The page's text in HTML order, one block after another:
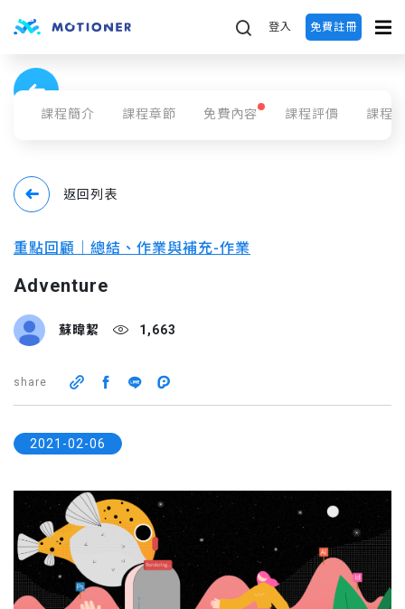
登入 免費註冊
share
課程簡介 課程章節 免費內容 課程評價 課程
返回列表
重點回顧｜總結、作業與補充-作業
Adventure
蘇暐絜 1,663
share
2021-02-06